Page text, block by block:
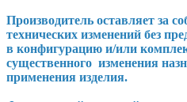
Производитель оставляет за
технических изменений без
в конфигурацию и/или
существенного изменения
применения изделия.